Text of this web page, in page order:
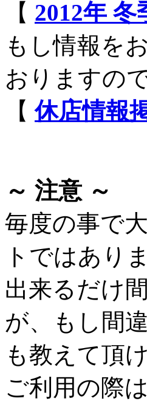
【 2012年
もし情報を
おりますの
【休店情報
～ 注意 ～
毎度の事で
トではあり
出来るだけ
が、もし間
も教えて頂
ご利用の際